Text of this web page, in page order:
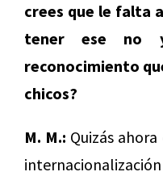
crees que le falta
tener ese no
reconocimiento
chicos?
M. M.: Quizás